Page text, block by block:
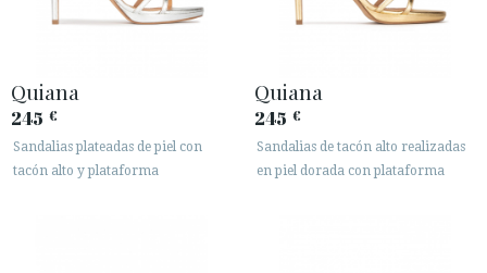
Quiana
245 €
Sandalias plateadas de piel con
tacón alto y plataforma
Quiana
245 €
Sandalias de tacón alto realizadas
en piel dorada con plataforma